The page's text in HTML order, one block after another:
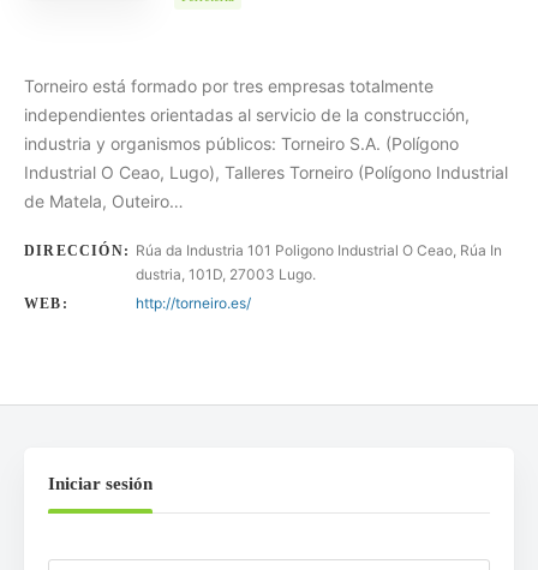
Torneiro está formado por tres empresas totalmente
independientes orientadas al servicio de la construcción,
industria y organismos públicos: Torneiro S.A. (Polígono
Industrial O Ceao, Lugo), Talleres Torneiro (Polígono Industrial
de Matela, Outeiro…
DIRECCIÓN: Rúa da Industria 101 Poligono Industrial O Ceao, Rúa In
dustria, 101D, 27003 Lugo.
WEB: http://torneiro.es/
Iniciar sesión